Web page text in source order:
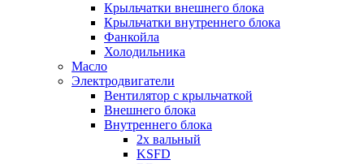
Крыльчатки внешнего блока
Крыльчатки внутреннего блока
Фанкойла
Холодильника
Масло
Электродвигатели
Вентилятор с крыльчаткой
Внешнего блока
Внутреннего блока
2х вальный
KSFD